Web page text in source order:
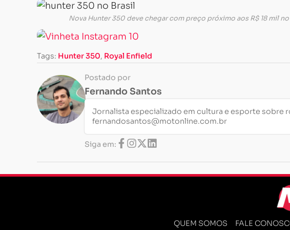
Nova Hunter 350 deve chegar com preço próximo aos R$ 18 mil
Tags: Hunter 350, Royal Enfield
Postado por
Fernando Santos
Jornalista especializado em cultura e esporte sobre
fernandosantos@motonline.com.br
Siga em:
QUEM SOMOS FALE